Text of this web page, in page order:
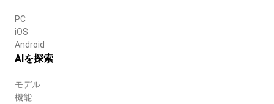
PC
iOS
Android
AIを探索
モデル
機能